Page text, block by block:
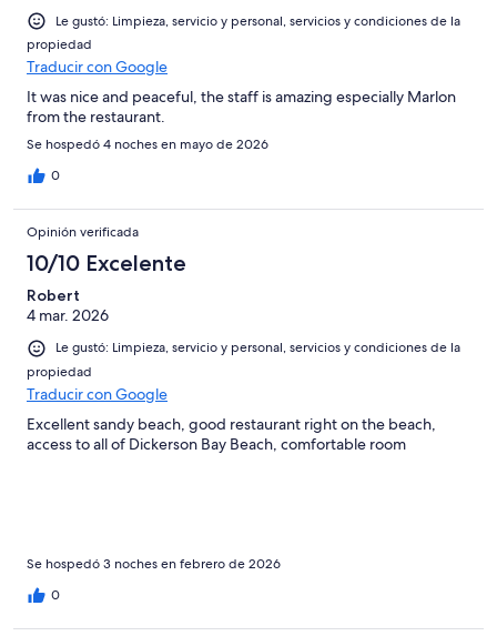
Le gustó: Limpieza, servicio y personal, servicios y condiciones de la
propiedad
Traducir con Google
It was nice and peaceful, the staff is amazing especially Marlon
from the restaurant.
Se hospedó 4 noches en mayo de 2026
0
Opinión verificada
10/10 Excelente
Robert
4 mar. 2026
Le gustó: Limpieza, servicio y personal, servicios y condiciones de la
propiedad
Traducir con Google
Excellent sandy beach, good restaurant right on the beach,
access to all of Dickerson Bay Beach, comfortable room
Se hospedó 3 noches en febrero de 2026
0